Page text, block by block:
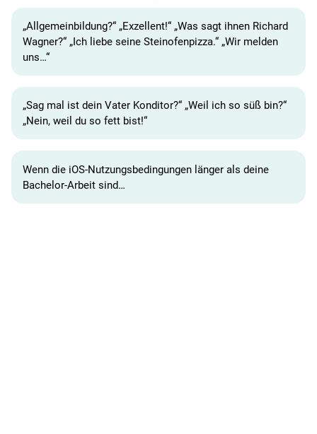
„Allgemeinbildung?“ „Exzellent!“ „Was sagt ihnen Richard
Wagner?“ „Ich liebe seine Steinofenpizza.“ „Wir melden
uns…“
„Sag mal ist dein Vater Konditor?“ „Weil ich so süß bin?“
„Nein, weil du so fett bist!“
Wenn die iOS-Nutzungsbedingungen länger als deine
Bachelor-Arbeit sind…